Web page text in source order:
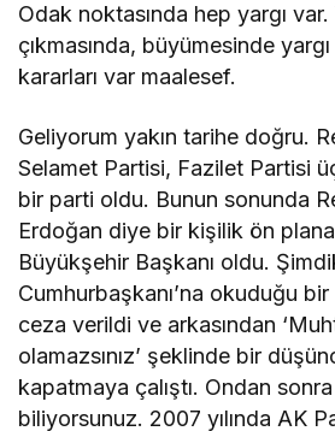
Odak noktasında hep yargı var.
çıkmasında, büyümesinde yargı
kararları var maalesef.
Geliyorum yakın tarihe doğru.
Selamet Partisi, Fazilet Partisi
bir parti oldu. Bunun sonunda
Erdoğan diye bir kişilik ön plana
Büyükşehir Başkanı oldu.
Cumhurbaşkanı’na okuduğu
ceza verildi ve arkasından
olamazsınız’ şeklinde bir
kapatmaya çalıştı. Ondan sonra
biliyorsunuz. 2007 yılında AK